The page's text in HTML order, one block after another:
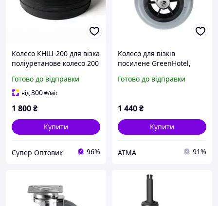
Колесо КНШ-200 для візка
поліуретанове колесо 200
20 мм, навантаження до
250 кг
Готово до відправки
від300₴/міс
1 800₴
Купити
Супер Оптовик 96%
Колесо для візків
посилене GreenHotel,
Готово до відправки
1 440₴
Купити
АТМА 91%